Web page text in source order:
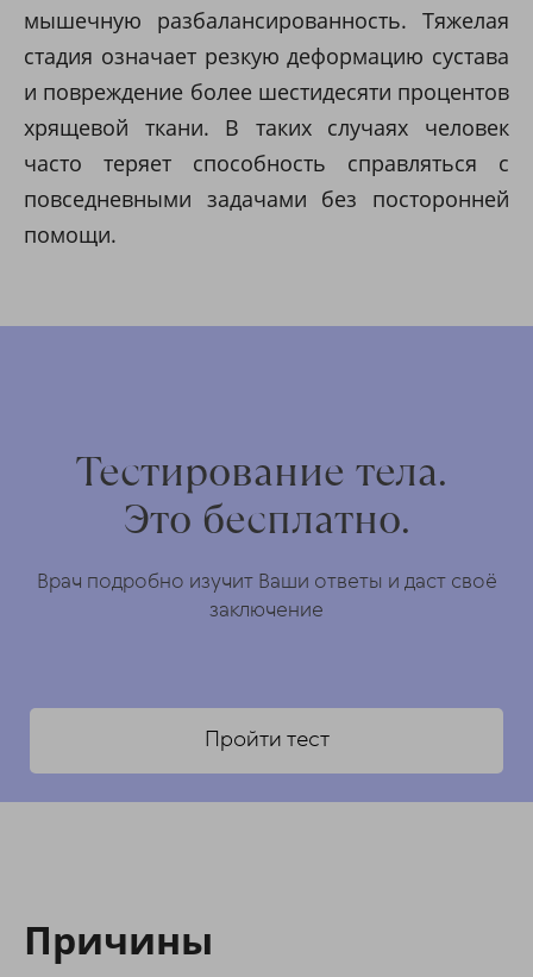
мышечную разбалансированность. Тяжелая
стадия означает резкую деформацию сустава
и повреждение более шестидесяти процентов
хрящевой ткани. В таких случаях человек
часто теряет способность справляться с
повседневными задачами без посторонней
помощи.
Тестирование тела.
Это бесплатно.
Врач подробно изучит Ваши ответы и даст своё
заключение
Пройти тест
Причины